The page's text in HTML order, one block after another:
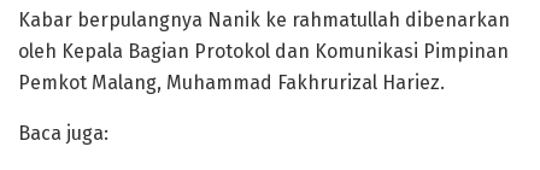
Kabar berpulangnya Nanik ke rahmatullah dibenarkan
oleh Kepala Bagian Protokol dan Komunikasi Pimpinan
Pemkot Malang, Muhammad Fakhrurizal Hariez.
Baca juga: